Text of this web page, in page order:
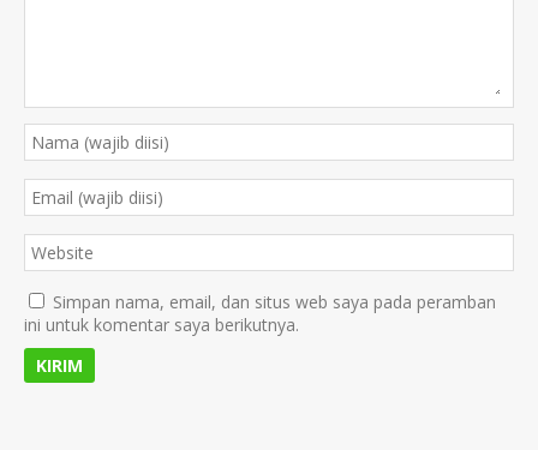
Simpan nama, email, dan situs web saya pada peramban
ini untuk komentar saya berikutnya.